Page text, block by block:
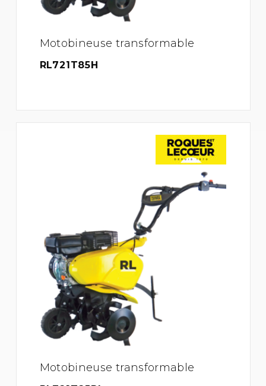
Motobineuse transformable
RL721T85H
Motobineuse transformable